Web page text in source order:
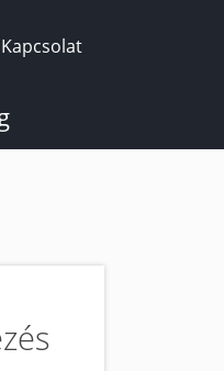
Kapcsolat